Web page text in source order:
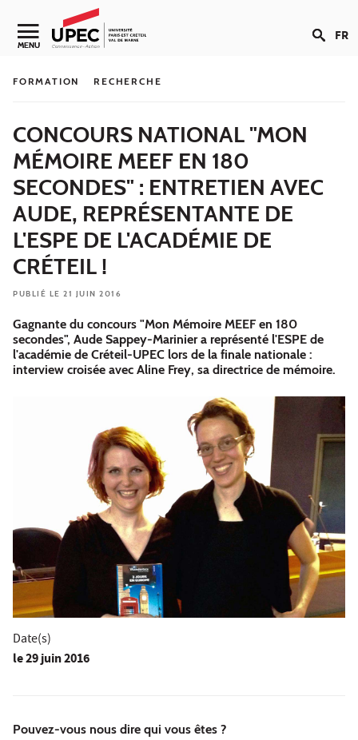
Aller au contenu
Navigation secondaire
MENU FR
FORMATION RECHERCHE
CONCOURS NATIONAL "MON
MÉMOIRE MEEF EN 180
SECONDES" : ENTRETIEN AVEC
AUDE, REPRÉSENTANTE DE
L'ESPE DE L'ACADÉMIE DE
CRÉTEIL !
PUBLIÉ LE 21 JUIN 2016
Gagnante du concours "Mon Mémoire MEEF en 180
secondes", Aude Sappey-Marinier a représenté l'ESPE de
l'académie de Créteil-UPEC lors de la finale nationale :
interview croisée avec Aline Frey, sa directrice de mémoire.
Date(s)
le29 juin 2016
Pouvez-vous nous dire qui vous êtes ?